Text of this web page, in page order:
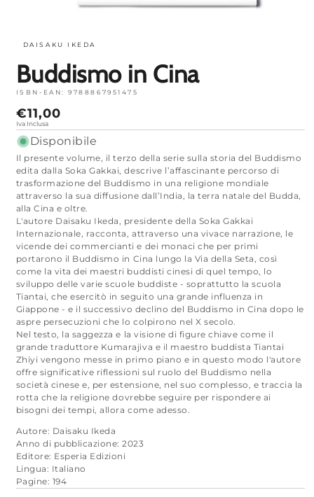
in
DAISAKU IKEDA
Buddismo in Cina
ISBN-EAN: 9788867951475
Prezzo
normale
€11,00
Iva Inclusa
Disponibile
Il presente volume, il terzo della serie sulla storia del Buddismo
edita dalla Soka Gakkai, descrive l’affascinante percorso di
trasformazione del Buddismo in una religione mondiale
attraverso la sua diffusione dall’India, la terra natale del Budda,
alla Cina e oltre.
L'autore Daisaku Ikeda, presidente della Soka Gakkai
Internazionale, racconta, attraverso una vivace narrazione, le
vicende dei commercianti e dei monaci che per primi
portarono il Buddismo in Cina lungo la Via della Seta, così
come la vita dei maestri buddisti cinesi di quel tempo, lo
sviluppo delle varie scuole buddiste - soprattutto la scuola
Tiantai, che esercitò in seguito una grande influenza in
Giappone - e il successivo declino del Buddismo in Cina dopo le
aspre persecuzioni che lo colpirono nel X secolo.
Nel testo, la saggezza e la visione di figure chiave come il
grande traduttore Kumarajiva e il maestro buddista Tiantai
Zhiyi vengono messe in primo piano e in questo modo l'autore
offre significative riflessioni sul ruolo del Buddismo nella
società cinese e, per estensione, nel suo complesso, e traccia la
rotta che la religione dovrebbe seguire per rispondere ai
bisogni dei tempi, allora come adesso.
Autore: Daisaku Ikeda
Anno di pubblicazione: 2023
Editore: Esperia Edizioni
Lingua: Italiano
Pagine: 194